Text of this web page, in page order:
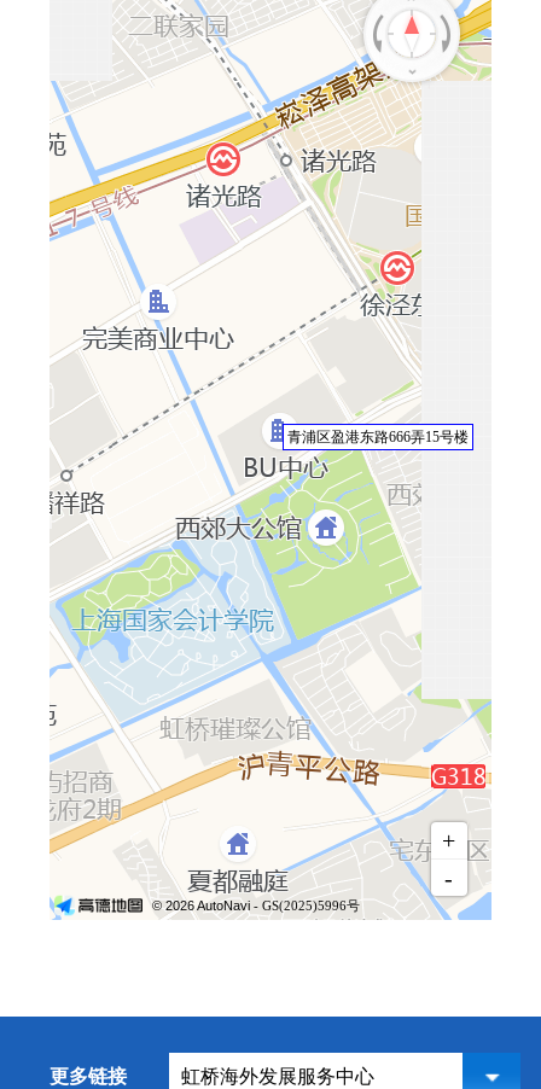
青浦区盈港东路666弄15号楼
+
-
© 2026 AutoNavi- GS(2025)5996号
更多链接